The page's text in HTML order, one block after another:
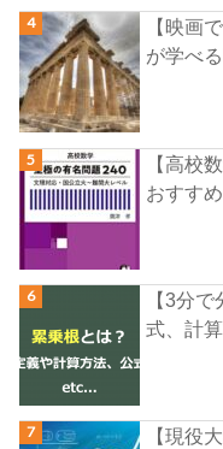
【映画
が学べ
【高校
おすす
【3分
式、計
【現役